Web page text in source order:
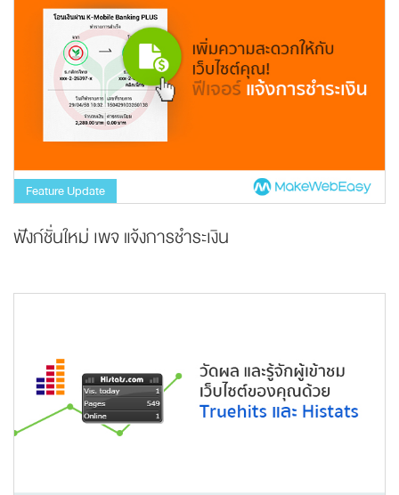
Feature Update
ฟังก์ชั่นใหม่ เพจ แจ้งการชำระเงิน